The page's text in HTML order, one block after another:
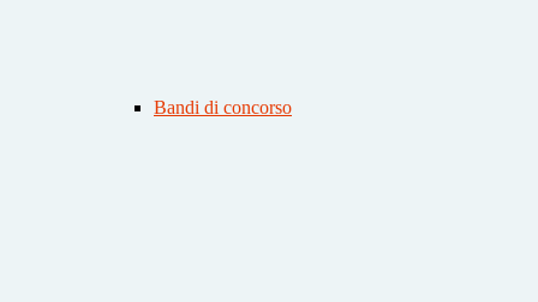
Bandi di concorso